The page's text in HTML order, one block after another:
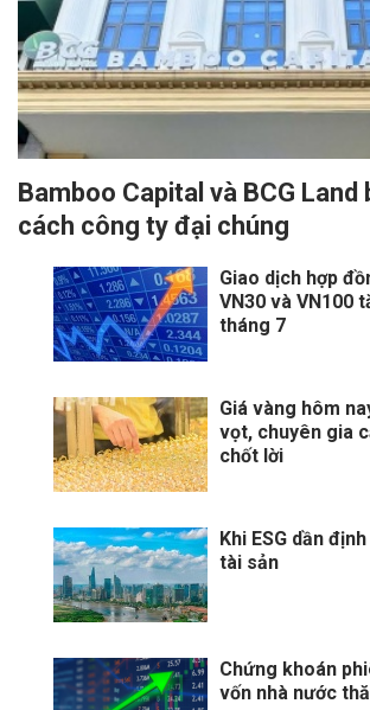
Bamboo Capital và BCG Land
cách công ty đại chúng
Giao dịch hợp
VN30 và VN100
tháng 7
Giá vàng hôm
vọt, chuyên gia
chốt lời
Khi ESG dần
tài sản
Chứng khoán
vốn nhà nước